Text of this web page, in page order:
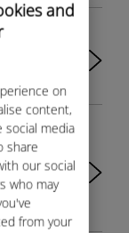
and
on
content,
social media
share
our social
who may
from your
Ubigi
Ubigi